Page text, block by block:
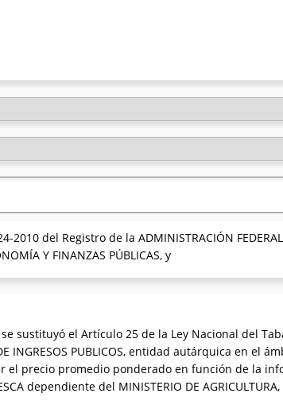
2010 del Registro de la ADMINISTRACIÓN
Y FINANZAS PÚBLICAS, y
sustituyó el Artículo 25 de la Ley Nacional del
INGRESOS PUBLICOS, entidad autárquica en el
el precio promedio ponderado en función de la
dependiente del MINISTERIO DE AGRICULTURA,